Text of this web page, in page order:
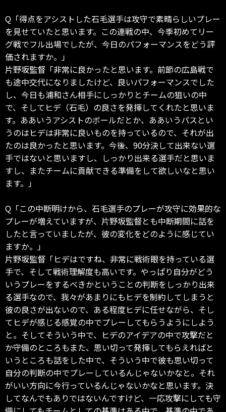
Q「得点をアシストした石毛選手は攻守で素晴らしいプレー
を見せていたと思います。この連戦の中、今季初めてリー
グ戦でフル出場でしたが、今日のパフォーマンスをどう評
価されますか。」
片野坂監督「非常に良かったと思います。前節の広島戦で
も途中交代になりましたけど、良いパフォーマンスでした
し、今日も浦和さん相手にしっかりとチームの狙いの中
で、そしてヒデ（石毛）の良さを発揮してくれたと思いま
す。ああいうアシストのボールだとか、ああいうパスとい
うのはヒデは非常に良いものを持っているので、それが出
たのは良かったと思います。今後、90分決して出来ない選
手ではないと思いますし、しっかり出来る選手だと思いま
すし、またチームに貢献できる準備をして欲しいなと思い
ます。」
Q「この中断明けから、石毛選手のプレーが攻守に効果的な
プレーが増えていますが、片野坂監督とも中断期間に話を
したと言っていましたが、彼の変化をどのように感じてい
ますか。」
片野坂監督「ヒデはですね、非常に戦術眼を持っている選
手で、そして戦術理解度も高いです。やっぱり自分がどう
いうプレーをするべきかということの判断をしっかり出来
る選手なので、我々があまりにもヒデを制約してしまうと
彼の良さが出ないので、ある程度ヒデに任せながら、そし
てヒデが感じる感覚の中でプレーしてもらうようにしよう
と。そしてそういう中で、ヒデのアイデアの中で攻撃だと
か守備のところもまた、思い切って発揮してもらえればと
いうところも話をした中で、そういう中で彼も思い切って
自分の判断の中でプレーしているんじゃないかなと。それ
がいい方向に今行っているんじゃないかなと思います。決
してなんでもありではないんですけど、一応攻撃にしても守